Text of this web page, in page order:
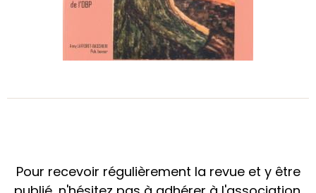
Pour recevoir régulièrement la revue et y être